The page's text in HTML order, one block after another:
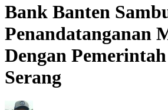
Bank Banten
Penandatanganan
Dengan
Serang